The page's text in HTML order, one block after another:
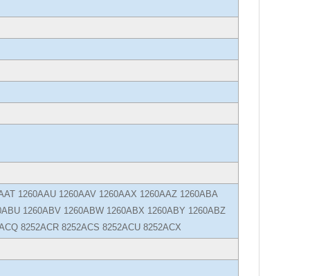
1260AAU 1260AAV 1260AAX 1260AAZ 1260ABA
1260ABV 1260ABW 1260ABX 1260ABY 1260ABZ
8252ACR 8252ACS 8252ACU 8252ACX